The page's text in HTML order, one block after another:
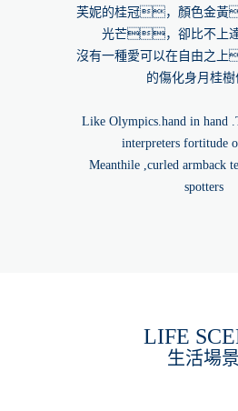
芙妮的桂冠，顏色金
光芒，卻比不上
沒有一種愛可以在自由之
的傷化身月桂樹
Like Olympics.hand in hand
interpreters fortitude
Meanthile ,curled armback
spotters
LIFE
生活場景